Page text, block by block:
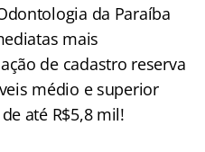
da Paraíba
mais
de cadastro reserva
médio e superior
até R$5,8 mil!